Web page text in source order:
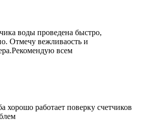
воды проведена быстро,
Отмечу вежливаость и
всем
хорошо работает поверку счетчиков